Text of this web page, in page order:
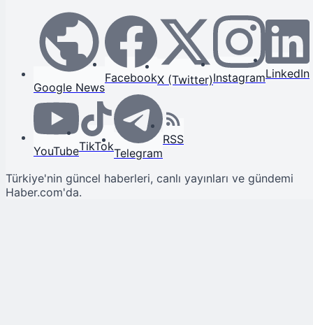
Google News
FacebookX (Twitter)InstagramLinkedIn
YouTubeTikTokTelegram
RSS
Türkiye'nin güncel haberleri, canlı yayınları ve gündemi
Haber.com'da.